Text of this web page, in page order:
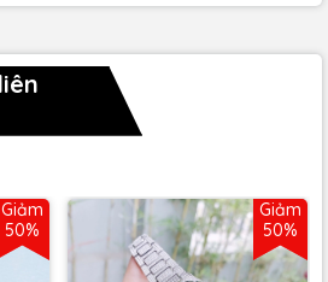
Giảm
50%
Giảm
50%